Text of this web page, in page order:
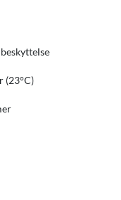
(23°C)